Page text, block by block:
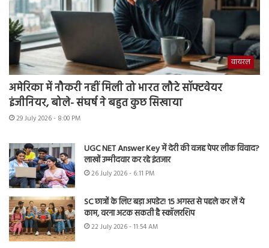
वायरल
अमेरिका में नौकरी नहीं मिली तो भारत लौटे सॉफ्टवेयर
इंजीनियर, बोले- संघर्ष ने बहुत कुछ सिखाया
29 July 2026 - 8:00 PM
UGC NET Answer Key में देरी की वजह पेपर लीक विवाद?
लाखों उम्मीदवार कर रहे इंतजार
26 July 2026 - 6:11 PM
SC छात्रों के लिए बड़ा अपडेट! 15 अगस्त से पहले कर लें ये
काम, वरना अटक सकती है स्कॉलरशिप
22 July 2026 - 11:54 AM